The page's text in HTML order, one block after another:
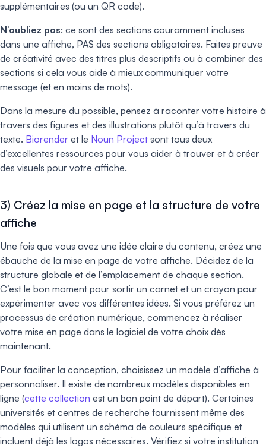
supplémentaires (ou un QR code).
N’oubliez pas: ce sont des sections couramment incluses
dans une affiche, PAS des sections obligatoires. Faites preuve
de créativité avec des titres plus descriptifs ou à combiner des
sections si cela vous aide à mieux communiquer votre
message (et en moins de mots).
Dans la mesure du possible, pensez à raconter votre histoire à
travers des figures et des illustrations plutôt qu’à travers du
texte. Biorender et le Noun Project sont tous deux
d’excellentes ressources pour vous aider à trouver et à créer
des visuels pour votre affiche.
3) Créez la mise en page et la structure de votre
affiche
Une fois que vous avez une idée claire du contenu, créez une
ébauche de la mise en page de votre affiche. Décidez de la
structure globale et de l’emplacement de chaque section.
C’est le bon moment pour sortir un carnet et un crayon pour
expérimenter avec vos différentes idées. Si vous préférez un
processus de création numérique, commencez à réaliser
votre mise en page dans le logiciel de votre choix dès
maintenant.
Pour faciliter la conception, choisissez un modèle d’affiche à
personnaliser. Il existe de nombreux modèles disponibles en
ligne (cette collection est un bon point de départ). Certaines
universités et centres de recherche fournissent même des
modèles qui utilisent un schéma de couleurs spécifique et
incluent déjà les logos nécessaires. Vérifiez si votre institution